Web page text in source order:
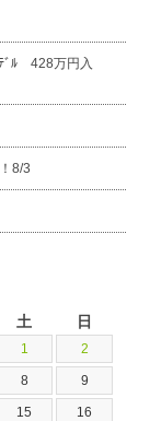
ﾃﾞﾙ 428万円入
8/3
土 日
1 2
8 9
15 16